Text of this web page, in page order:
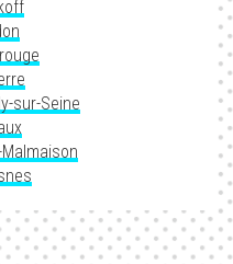
sur-Seine